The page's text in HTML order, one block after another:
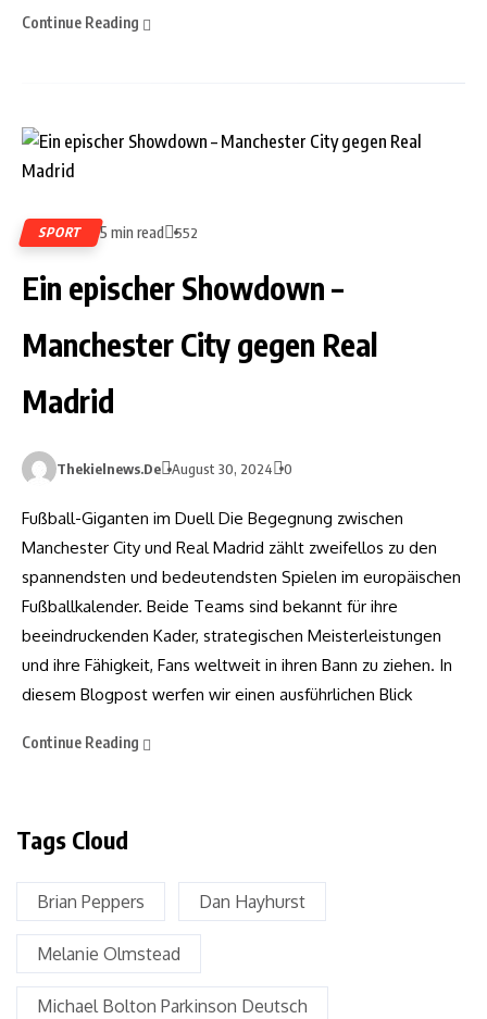
Continue Reading
SPORT 5 min read 552
Ein epischer Showdown –
Manchester City gegen Real
Madrid
Thekielnews.de August 30, 2024 0
Fußball-Giganten im Duell Die Begegnung zwischen
Manchester City und Real Madrid zählt zweifellos zu den
spannendsten und bedeutendsten Spielen im europäischen
Fußballkalender. Beide Teams sind bekannt für ihre
beeindruckenden Kader, strategischen Meisterleistungen
und ihre Fähigkeit, Fans weltweit in ihren Bann zu ziehen. In
diesem Blogpost werfen wir einen ausführlichen Blick
Continue Reading
Tags Cloud
Brian Peppers Dan Hayhurst
Melanie Olmstead
Michael Bolton Parkinson Deutsch